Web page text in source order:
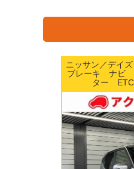
ホンダ／Ｎ Ｂ
ボホンダセンシ
ドドア 純正
TV バック